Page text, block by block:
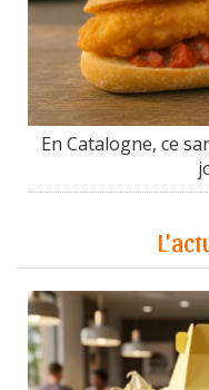
En Catalogne, ce